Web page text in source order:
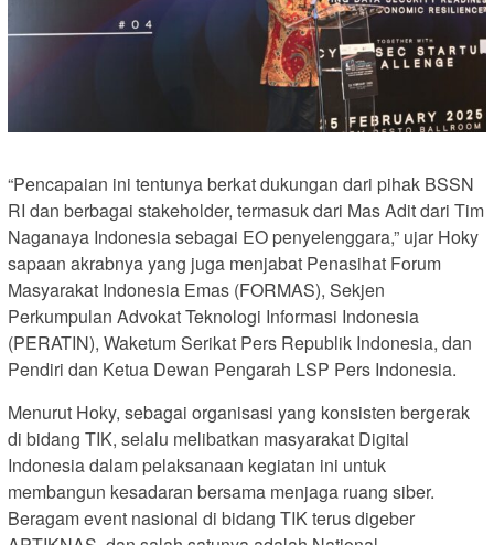
“Pencapaian ini tentunya berkat dukungan dari pihak BSSN
RI dan berbagai stakeholder, termasuk dari Mas Adit dari Tim
Naganaya Indonesia sebagai EO penyelenggara,” ujar Hoky
sapaan akrabnya yang juga menjabat Penasihat Forum
Masyarakat Indonesia Emas (FORMAS), Sekjen
Perkumpulan Advokat Teknologi Informasi Indonesia
(PERATIN), Waketum Serikat Pers Republik Indonesia, dan
Pendiri dan Ketua Dewan Pengarah LSP Pers Indonesia.
Menurut Hoky, sebagai organisasi yang konsisten bergerak
di bidang TIK, selalu melibatkan masyarakat Digital
Indonesia dalam pelaksanaan kegiatan ini untuk
membangun kesadaran bersama menjaga ruang siber.
Beragam event nasional di bidang TIK terus digeber